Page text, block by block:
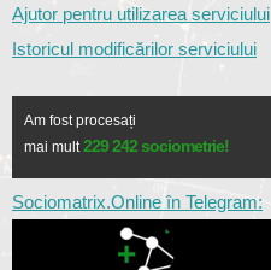
Ajutor pentru utilizarea serviciului
Istoricul modificărilor serviciului
Am fost procesați
mai mult229 242 sociometrie!
Sociomatrix.Online în Telegram: